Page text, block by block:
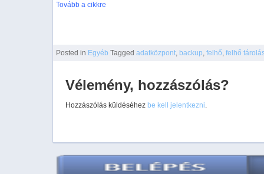
Tovább a cikkre
Posted in Egyéb Tagged adatközpont, backup, felhő, felhő
Vélemény, hozzászólás?
Hozzászólás küldéséhez be kell jelentkezni.